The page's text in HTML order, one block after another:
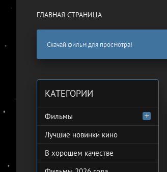
ГЛАВНАЯ СТРАНИЦА
Скачай фильм для просмотра!
КАТЕГОРИИ
Фильмы
Лучшие новинки кино
В хорошем качестве